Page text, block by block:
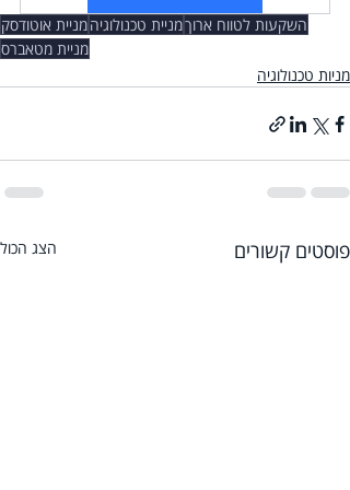
השקעות לטווח ארוךמניית טכנולוגיהמניית אוטודסק
מניית מטאברס
מניות טכנולוגיה
פוסטים קשורים הצג הכול